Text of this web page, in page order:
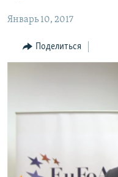
Перейти
поиску
РЕГИОН
НАГОРНЫЙ КАРАБАХ
АРХИВ
English
Январь 10, 2017
Поделиться